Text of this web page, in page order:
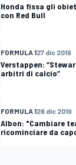
Honda fissa gli
con Red Bull
FORMULA 127 dic 2019
Verstappen:
arbitri di calcio”
FORMULA 126 dic 2019
Albon: "Cambiare
ricominciare da